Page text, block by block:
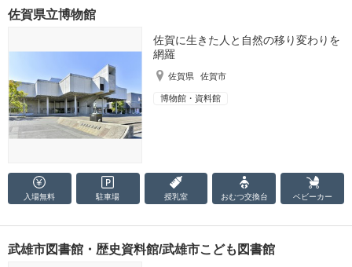
佐賀県立博物館
佐賀に生きた人と自然の移り変わりを
網羅
佐賀県 佐賀市
博物館・資料館
入場無料 駐車場 授乳室 おむつ交換台 ベビーカー
武雄市図書館・歴史資料館/武雄市こども図書館